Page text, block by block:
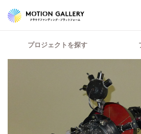
プロジェクトを探す